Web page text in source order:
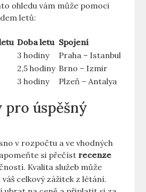
ohledu vám může pomoci
letů:
Doba letu Spojení
3 hodiny
Praha – Istanbul
2,5 hodiny Brno – Izmir
3 hodiny Plzeň – Antalya
pro úspěšný
v rozpočtu a ve vhodných
si přečíst recenze
Kvalita služeb může
celkový zážitek z létání.